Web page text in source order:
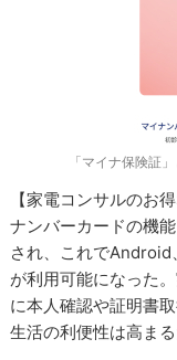
「マイナ保険証
【家電コンサルのお
ナンバーカードの機
され、これで
が利用可能になった
に本人確認や証明書
生活の利便性は高まる